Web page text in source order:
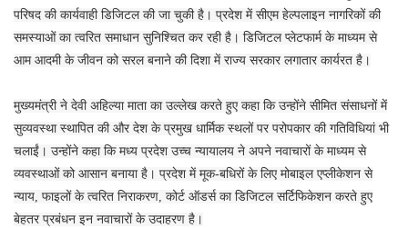
परिषद की कार्यवाही डिजिटल की जा चुकी है। प्रदेश में सीएम हेल्पलाइन नागरिकों की
समस्याओं का त्वरित समाधान सुनिश्चित कर रही है। डिजिटल प्लेटफार्म के माध्यम से
आम आदमी के जीवन को सरल बनाने की दिशा में राज्य सरकार लगातार कार्यरत है।
मुख्यमंत्री ने देवी अहिल्या माता का उल्लेख करते हुए कहा कि उन्होंने सीमित संसाधनों में
सुव्यवस्था स्थापित की और देश के प्रमुख धार्मिक स्थलों पर परोपकार की गतिविधियां भी
चलाईं। उन्होंने कहा कि मध्य प्रदेश उच्च न्यायालय ने अपने नवाचारों के माध्यम से
व्यवस्थाओं को आसान बनाया है। प्रदेश में मूक-बधिरों के लिए मोबाइल एप्लीकेशन से
न्याय, फाइलों के त्वरित निराकरण, कोर्ट ऑडर्स का डिजिटल सर्टिफिकेशन करते हुए
बेहतर प्रबंधन इन नवाचारों के उदाहरण है।